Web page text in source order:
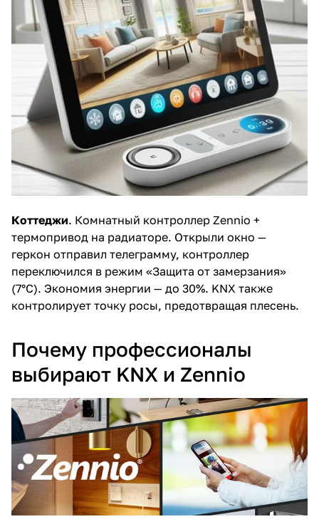
Коттеджи. Комнатный контроллер Zennio +
термопривод на радиаторе. Открыли окно —
геркон отправил телеграмму, контроллер
переключился в режим «Защита от замерзания»
(7°C). Экономия энергии — до 30%. KNX также
контролирует точку росы, предотвращая плесень.
Почему профессионалы
выбирают KNX и Zennio